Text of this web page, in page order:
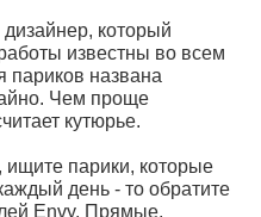
который
известны во всем
париков названа
Чем проще
кутюрье.
парики, которые
день - то обратите
Envy. Прямые,